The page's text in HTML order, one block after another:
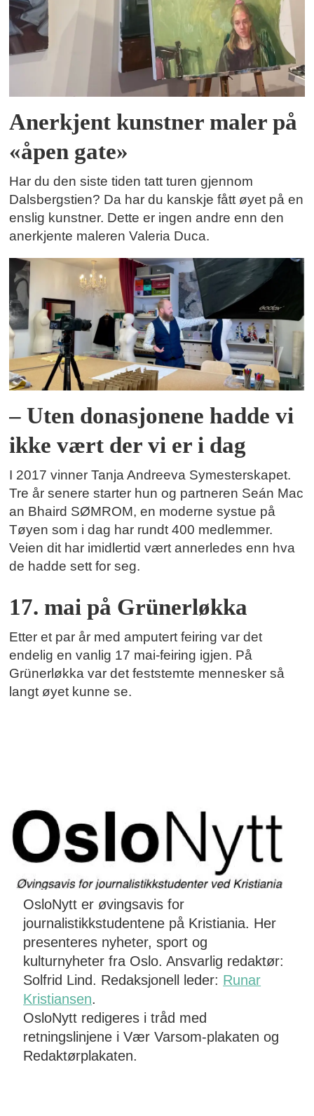
Anerkjent kunstner maler på
«åpen gate»
Har du den siste tiden tatt turen gjennom
Dalsbergstien? Da har du kanskje fått øyet på en
enslig kunstner. Dette er ingen andre enn den
anerkjente maleren Valeria Duca.
– Uten donasjonene hadde vi
ikke vært der vi er i dag
I 2017 vinner Tanja Andreeva Symesterskapet.
Tre år senere starter hun og partneren Seán Mac
an Bhaird SØMROM, en moderne systue på
Tøyen som i dag har rundt 400 medlemmer.
Veien dit har imidlertid vært annerledes enn hva
de hadde sett for seg.
17. mai på Grünerløkka
Etter et par år med amputert feiring var det
endelig en vanlig 17 mai-feiring igjen. På
Grünerløkka var det feststemte mennesker så
langt øyet kunne se.
OsloNytt er øvingsavis for
journalistikkstudentene på Kristiania. Her
presenteres nyheter, sport og
kulturnyheter fra Oslo. Ansvarlig redaktør:
Solfrid Lind. Redaksjonell leder: Runar
Kristiansen.
OsloNytt redigeres i tråd med
retningslinjene i Vær Varsom-plakaten og
Redaktørplakaten.